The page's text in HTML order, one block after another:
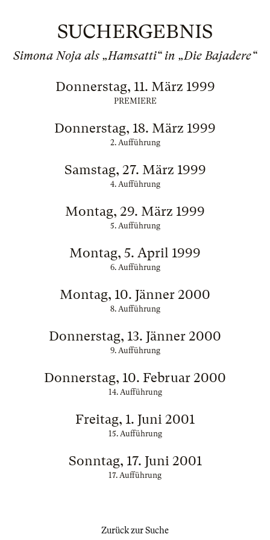
SUCHERGEBNIS
Simona Noja als „Hamsatti“ in „Die Bajadere“
Donnerstag, 11. März 1999
PREMIERE
Donnerstag, 18. März 1999
2. Aufführung
Samstag, 27. März 1999
4. Aufführung
Montag, 29. März 1999
5. Aufführung
Montag, 5. April 1999
6. Aufführung
Montag, 10. Jänner 2000
8. Aufführung
Donnerstag, 13. Jänner 2000
9. Aufführung
Donnerstag, 10. Februar 2000
14. Aufführung
Freitag, 1. Juni 2001
15. Aufführung
Sonntag, 17. Juni 2001
17. Aufführung
Zurück zur Suche